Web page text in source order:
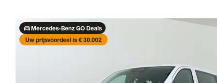
directions_carMercedes-Benz GO Deals
Uw prijsvoordeel is € 30.002